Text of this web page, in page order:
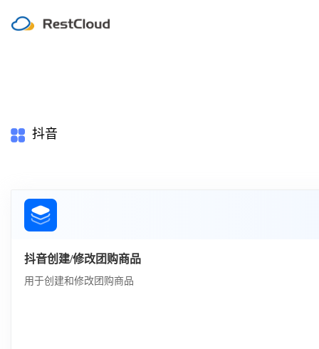
抖音
抖音创建/修改团购商品
用于创建和修改团购商品